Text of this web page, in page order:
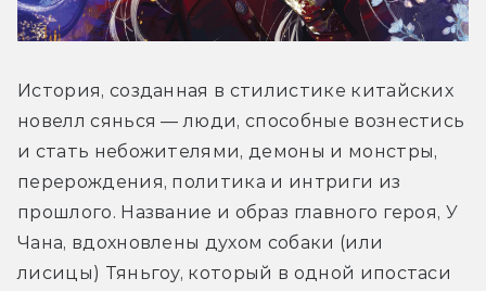
История, созданная в стилистике китайских
новелл сянься — люди, способные вознестись
и стать небожителями, демоны и монстры,
перерождения, политика и интриги из
прошлого. Название и образ главного героя, У
Чана, вдохновлены духом собаки (или
лисицы) Тяньгоу, который в одной ипостаси